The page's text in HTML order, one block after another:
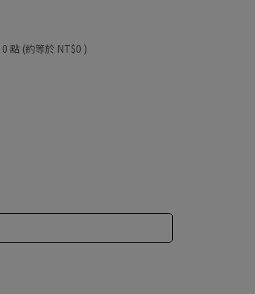
0 點 (約等於 NT$0 )